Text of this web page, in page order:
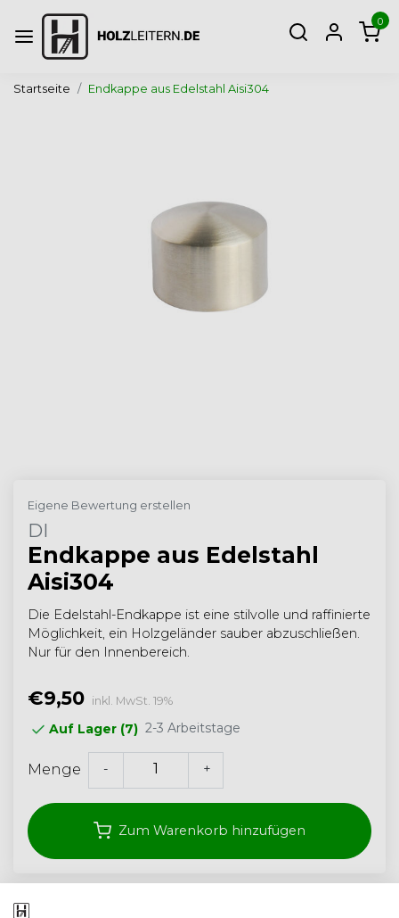
0
Startseite Endkappe aus Edelstahl Aisi304
Eigene Bewertung erstellen
DI
Endkappe aus Edelstahl
Aisi304
Die Edelstahl-Endkappe ist eine stilvolle und raffinierte
Möglichkeit, ein Holzgeländer sauber abzuschließen.
Nur für den Innenbereich.
€9,50 inkl. MwSt. 19%
Auf Lager (7) 2-3 Arbeitstage
Menge - +
Zum Warenkorb hinzufügen